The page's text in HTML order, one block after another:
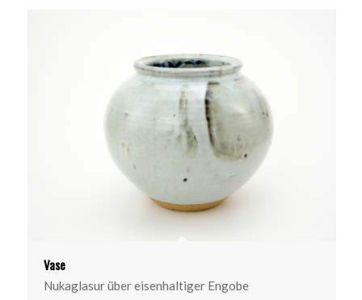
Vase
Nukaglasur über eisenhaltiger Engobe